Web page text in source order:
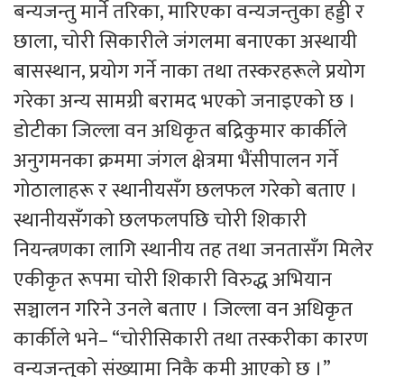
बन्यजन्तु मार्ने तरिका, मारिएका वन्यजन्तुका हड्डी र
छाला, चोरी सिकारीले जंगलमा बनाएका अस्थायी
बासस्थान, प्रयोग गर्ने नाका तथा तस्करहरूले प्रयोग
गरेका अन्य सामग्री बरामद भएको जनाइएको छ ।
डोटीका जिल्ला वन अधिकृत बद्रिकुमार कार्कीले
अनुगमनका क्रममा जंगल क्षेत्रमा भैंसीपालन गर्ने
गोठालाहरू र स्थानीयसँग छलफल गरेको बताए ।
स्थानीयसँगको छलफलपछि चोरी शिकारी
नियन्त्रणका लागि स्थानीय तह तथा जनतासँग मिलेर
एकीकृत रूपमा चोरी शिकारी विरुद्ध अभियान
सञ्चालन गरिने उनले बताए । जिल्ला वन अधिकृत
कार्कीले भने– “चोरीसिकारी तथा तस्करीका कारण
वन्यजन्तुको संख्यामा निकै कमी आएको छ ।”